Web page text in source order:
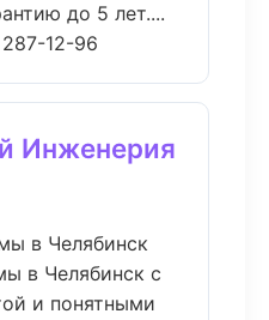
до 5 лет....
12-96
Инженерия
в Челябинск
в Челябинск с
и понятными